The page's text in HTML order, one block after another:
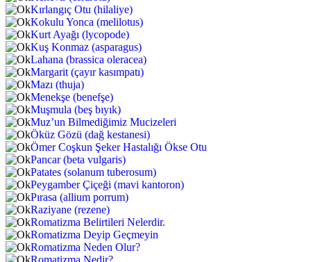
Kırlangıç Otu (hilaliye)
Kokulu Yonca (melilotus)
Kurt Ayağı (lycopode)
Kuş Konmaz (asparagus)
Lahana (brassica oleracea)
Margarit (çayır kasımpatı)
Mazı (thuja)
Menekşe (benefşe)
Muşmula (beş bıyık)
Muz’un Bilmediğimiz Mucizeleri
Öküz Gözü (dağ kestanesi)
Ömer Coşkun Şeker Hastalığı Ökse Otu
Pancar (beta vulgaris)
Patates (solanum tuberosum)
Peygamber Çiçeği (mavi kantoron)
Pırasa (allium porrum)
Raziyane (rezene)
Romatizma Belirtileri Nelerdir.
Romatizma Deyip Geçmeyin
Romatizma Neden Olur?